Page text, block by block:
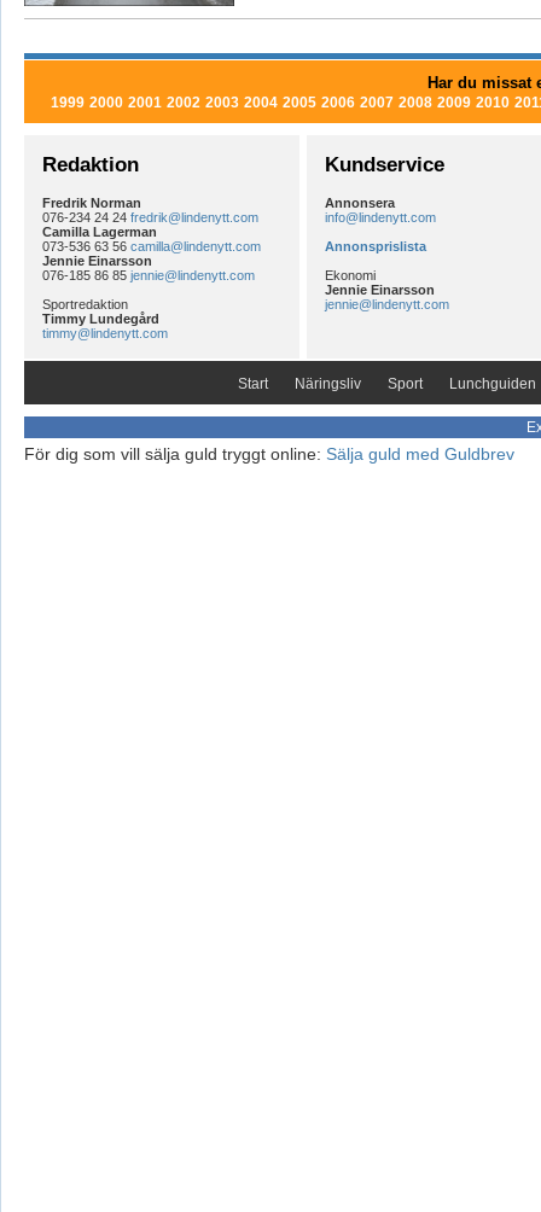
Har du missat
1999 2000 2001 2002 2003 2004 2005 2006 2007 2008 2009 2010
Redaktion
Fredrik Norman
076-234 24 24 fredrik@lindenytt.com
Camilla Lagerman
073-536 63 56 camilla@lindenytt.com
Jennie Einarsson
076-185 86 85 jennie@lindenytt.com
Sportredaktion
Timmy Lundegård
timmy@lindenytt.com
Kundservice
Annonsera
info@lindenytt.com
Annonsprislista
Ekonomi
Jennie Einarsson
jennie@lindenytt.com
Start Näringsliv Sport Lunchguiden
För dig som vill sälja guld tryggt online: Sälja guld med Guldbrev